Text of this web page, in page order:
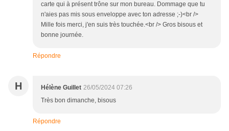
carte qui à présent trône sur mon bureau. Dommage que tu
n'aies pas mis sous enveloppe avec ton adresse ;-)<br />
Mille fois merci, j'en suis très touchée.<br /> Gros bisous et
bonne journée.
Répondre
H Hélène Guillet 26/05/2024 07:26
Très bon dimanche, bisous
Répondre